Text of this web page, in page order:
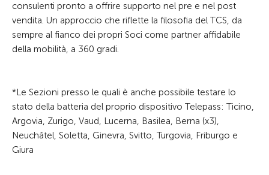
consulenti pronto a offrire supporto nel pre e nel post
vendita. Un approccio che riflette la filosofia del TCS, da
sempre al fianco dei propri Soci come partner affidabile
della mobilità, a 360 gradi.
*Le Sezioni presso le quali è anche possibile testare lo
stato della batteria del proprio dispositivo Telepass: Ticino,
Argovia, Zurigo, Vaud, Lucerna, Basilea, Berna (x3),
Neuchâtel, Soletta, Ginevra, Svitto, Turgovia, Friburgo e
Giura